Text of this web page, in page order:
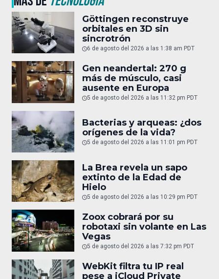
Göttingen reconstruye
orbitales en 3D sin
sincrotrón
6 de agosto del 2026 a las 1:38 am PDT
Gen neandertal: 270 g
más de músculo, casi
ausente en Europa
5 de agosto del 2026 a las 11:32 pm PDT
Bacterias y arqueas: ¿dos
orígenes de la vida?
5 de agosto del 2026 a las 11:01 pm PDT
La Brea revela un sapo
extinto de la Edad de
Hielo
5 de agosto del 2026 a las 10:29 pm PDT
Zoox cobrará por su
robotaxi sin volante en Las
Vegas
5 de agosto del 2026 a las 7:32 pm PDT
WebKit filtra tu IP real
pese a iCloud Private